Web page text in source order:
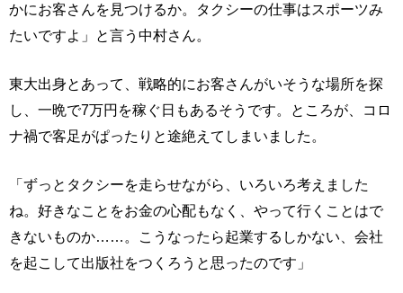
かにお客さんを見つけるか。タクシーの仕事はスポーツみ
たいですよ」と言う中村さん。
東大出身とあって、戦略的にお客さんがいそうな場所を探
し、一晩で7万円を稼ぐ日もあるそうです。ところが、コロ
ナ禍で客足がぱったりと途絶えてしまいました。
「ずっとタクシーを走らせながら、いろいろ考えました
ね。好きなことをお金の心配もなく、やって行くことはで
きないものか……。こうなったら起業するしかない、会社
を起こして出版社をつくろうと思ったのです」